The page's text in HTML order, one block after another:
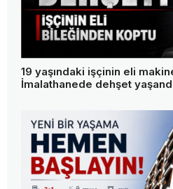
19 yaşındaki işçinin eli
İmalathanede dehşet